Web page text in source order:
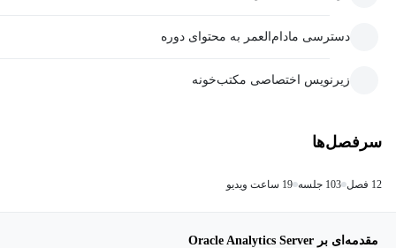
دسترسی مادام‌العمر به محتوای دوره
زیرنویس اختصاصی مکتب‌خونه
سرفصل‌ها
12 فصل 103 جلسه 19 ساعت ویدیو
مقدمه‌ای بر Oracle Analytics Server